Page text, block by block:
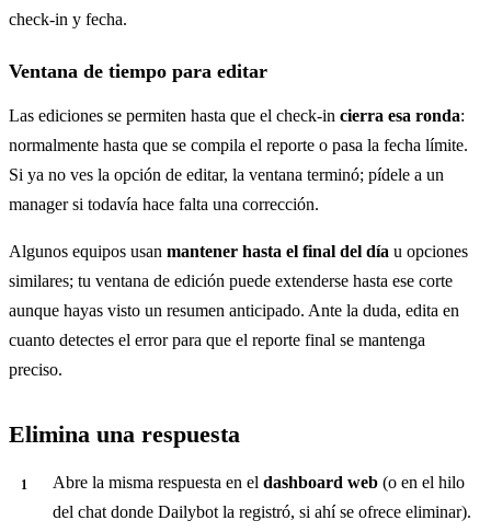
check-in y fecha.
Ventana de tiempo para editar
Las ediciones se permiten hasta que el check-in cierra esa ronda:
normalmente hasta que se compila el reporte o pasa la fecha límite.
Si ya no ves la opción de editar, la ventana terminó; pídele a un
manager si todavía hace falta una corrección.
Algunos equipos usan mantener hasta el final del día u opciones
similares; tu ventana de edición puede extenderse hasta ese corte
aunque hayas visto un resumen anticipado. Ante la duda, edita en
cuanto detectes el error para que el reporte final se mantenga
preciso.
Elimina una respuesta
Abre la misma respuesta en el dashboard web (o en el hilo
del chat donde Dailybot la registró, si ahí se ofrece eliminar).